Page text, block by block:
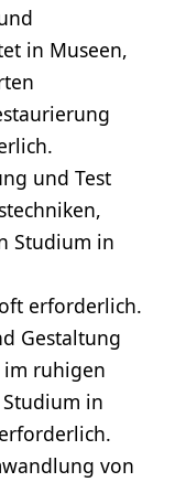
in Museen,
und Test
Studium in
erforderlich.
Gestaltung
ruhigen
in
von